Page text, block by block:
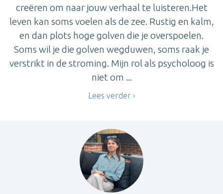
creëren om naar jouw verhaal te luisteren.Het
leven kan soms voelen als de zee. Rustig en kalm,
en dan plots hoge golven die je overspoelen.
Soms wil je die golven wegduwen, soms raak je
verstrikt in de stroming. Mijn rol als psycholoog is
niet om ...
Lees verder